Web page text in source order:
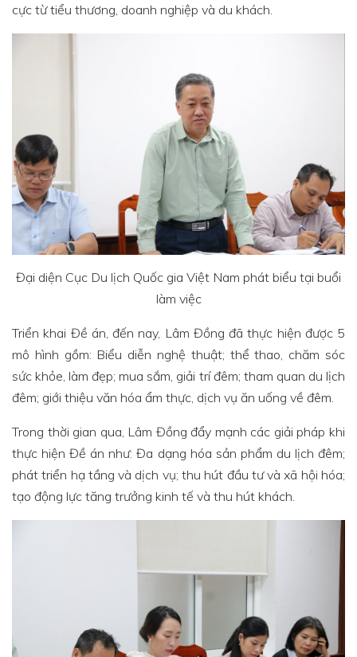
cực từ tiểu thương, doanh nghiệp và du khách.
Đại diện Cục Du lịch Quốc gia Việt Nam phát biểu tại buổi
làm việc
Triển khai Đề án, đến nay, Lâm Đồng đã thực hiện được 5
mô hình gồm: Biểu diễn nghệ thuật; thể thao, chăm sóc
sức khỏe, làm đẹp; mua sắm, giải trí đêm; tham quan du lịch
đêm; giới thiệu văn hóa ẩm thực, dịch vụ ăn uống về đêm.
Trong thời gian qua, Lâm Đồng đẩy mạnh các giải pháp khi
thực hiện Đề án như: Đa dạng hóa sản phẩm du lịch đêm;
phát triển hạ tầng và dịch vụ; thu hút đầu tư và xã hội hóa;
tạo động lực tăng trưởng kinh tế và thu hút khách.